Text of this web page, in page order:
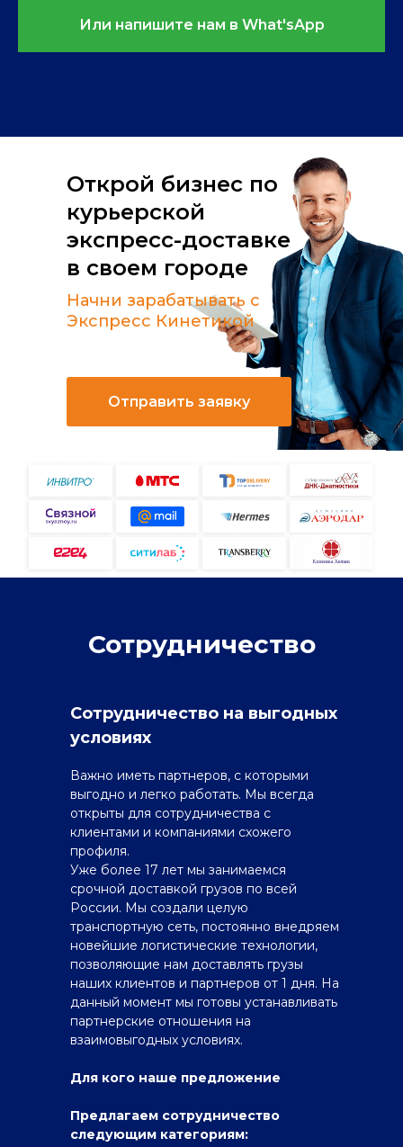
Или напишите нам в What'sApp
Начни зарабатывать с
Экспресс Кинетикой
Открой бизнес по
курьерской
экспресс-доставке
в своем городе
Отправить заявку
Сотрудничество
Сотрудничество на выгодных
условиях
Важно иметь партнеров, с которыми
выгодно и легко работать. Мы всегда
открыты для сотрудничества с
клиентами и компаниями схожего
профиля.
Уже более 17 лет мы занимаемся
срочной доставкой грузов по всей
России. Мы создали целую
транспортную сеть, постоянно внедряем
новейшие логистические технологии,
позволяющие нам доставлять грузы
наших клиентов и партнеров от 1 дня. На
данный момент мы готовы устанавливать
партнерские отношения на
взаимовыгодных условиях.
Для кого наше предложение
Предлагаем сотрудничество
следующим категориям: